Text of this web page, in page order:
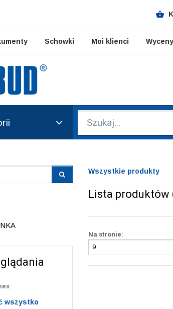
Schowki Moi klienci Wyceny
wszystko
Wszystkie produkty
Lista produktów
Na stronie: